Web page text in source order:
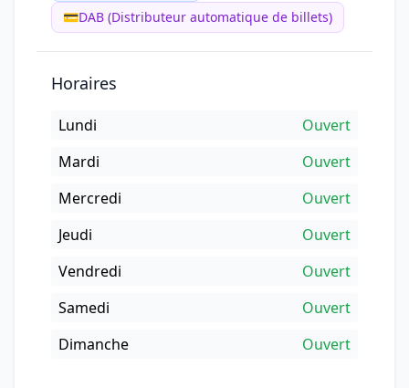
💳DAB (Distributeur automatique de billets)
Horaires
Lundi
Ouvert
Mardi
Ouvert
Mercredi
Ouvert
Jeudi
Ouvert
Vendredi
Ouvert
Samedi
Ouvert
Dimanche
Ouvert